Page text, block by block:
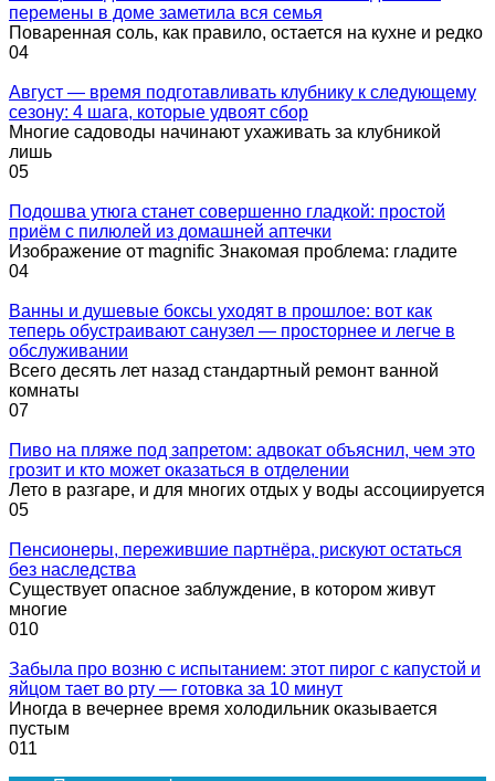
перемены в доме заметила вся семья
Поваренная соль, как правило, остается на кухне и редко
04
Август — время подготавливать клубнику к следующему
сезону: 4 шага, которые удвоят сбор
Многие садоводы начинают ухаживать за клубникой
лишь
05
Подошва утюга станет совершенно гладкой: простой
приём с пилюлей из домашней аптечки
Изображение от magnific Знакомая проблема: гладите
04
Ванны и душевые боксы уходят в прошлое: вот как
теперь обустраивают санузел — просторнее и легче в
обслуживании
Всего десять лет назад стандартный ремонт ванной
комнаты
07
Пиво на пляже под запретом: адвокат объяснил, чем это
грозит и кто может оказаться в отделении
Лето в разгаре, и для многих отдых у воды ассоциируется
05
Пенсионеры, пережившие партнёра, рискуют остаться
без наследства
Существует опасное заблуждение, в котором живут
многие
010
Забыла про возню с испытанием: этот пирог с капустой и
яйцом тает во рту — готовка за 10 минут
Иногда в вечернее время холодильник оказывается
пустым
011